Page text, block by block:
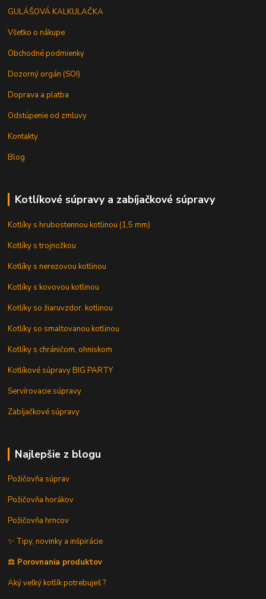
GULÁŠOVÁ KALKULAČKA
Všetko o nákupe
Obchodné podmienky
Dozorný orgán (SOI)
Doprava a platba
Odstúpenie od zmluvy
Kontakty
Blog
Kotlíkové súpravy a zabíjačkové súpravy
Kotlíky s hrubostennou kotlinou (1,5 mm)
Kotlíky s trojnožkou
Kotlíky s nerezovou kotlinou
Kotlíky s kovovou kotlinou
Kotlíky so žiaruvzdor. kotlinou
Kotlíky so smaltovanou kotlinou
Kotlíky s chráničom, ohniskom
Kotlíkové súpravy BIG PARTY
Servírovacie súpravy
Zabíjačkové súpravy
Najlepšie z blogu
Požičovňa súprav
Požičovňa horákov
Požičovňa hrncov
✨ Tipy, novinky a inšpirácie
⚖️ Porovnania produktov
Aký veľký kotlík potrebuješ ?